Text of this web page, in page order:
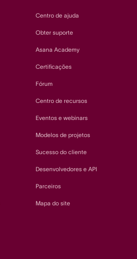
Centro de ajuda
Obter suporte
Asana Academy
Certificações
Fórum
Centro de recursos
Eventos e webinars
Modelos de projetos
Sucesso do cliente
Desenvolvedores e API
Parceiros
Mapa do site